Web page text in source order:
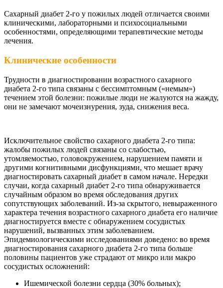
Сахарный диабет 2-го у пожилых людей отличается своими
клиническими, лабораторными и психосоциальными
особенностями, определяющими терапевтические методы
лечения.
Клинические особенности
Трудности в диагностировании возрастного сахарного
диабета 2-го типа связаны с бессимптомным («немым»)
течением этой болезни: пожилые люди не жалуются на жажду,
они не замечают мочеизнурения, зуда, снижения веса.
Исключительное свойство сахарного диабета 2-го типа:
жалобы пожилых людей связаны со слабостью,
утомляемостью, головокружением, нарушением памяти и
другими когнитивными дисфункциями, что мешает врачу
диагностировать сахарный диабет в самом начале. Нередки
случаи, когда сахарный диабет 2-го типа обнаруживается
случайным образом во время обследования других
сопутствующих заболеваний. Из-за скрытого, невыраженного
характера течения возрастного сахарного диабета его наличие
диагностируется вместе с обнаружением сосудистых
нарушений, вызванных этим заболеванием.
Эпидемиологическими исследованиями доведено: во время
диагностирования сахарного диабета 2-го типа больше
половины пациентов уже страдают от микро или макро
сосудистых осложнений:
Ишемической болезни сердца (30% больных);